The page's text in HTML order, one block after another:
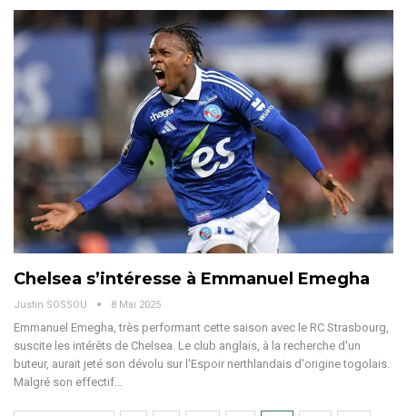
Chelsea s’intéresse à Emmanuel Emegha
Justin SOSSOU 8 Mai 2025
Emmanuel Emegha, très performant cette saison avec le RC Strasbourg,
suscite les intérêts de Chelsea. Le club anglais, à la recherche d'un
buteur, aurait jeté son dévolu sur l'Espoir nerthlandais d'origine togolais.
Malgré son effectif